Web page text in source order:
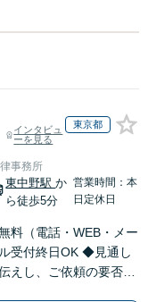
インタビュ
ーを見る
東京都
事務所
東中野駅か
ら徒歩5分
営業時間：本
日定休日
料（電話・WEB・メー
受付終日OK ◆見通し
えし、ご依頼の要否も